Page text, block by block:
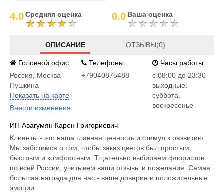
4.0Средняя оценка 0.0 Ваша оценка
ОПИСАНИЕ ОТЗЫВЫ(0)
Головной офис:
Россия
Москва
Пушкина
Показать на карте
Внести изменения
Телефоны:
+79040875488
Часы работы:
c 08:00 до 23:30
выходные:
суббота,
воскресенье
ИП Авагумян Карен Григориевич
Клиенты - это наша главная ценность и стимул к развитию.
Мы заботимся о том, чтобы заказ цветов был простым,
быстрым и комфортным. Тщательно выбираем флористов
по всей России, учитывем ваши отзывы и пожелания. Самая
большая награда для нас - ваше доверие и положительные
эмоции.